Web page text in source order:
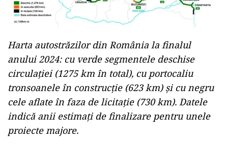
Harta autostrăzilor din România la finalul
anului 2024: cu verde segmentele deschise
circulației (1275 km în total), cu portocaliu
tronsoanele în construcție (623 km) și cu negru
cele aflate în faza de licitație (730 km). Datele
indică anii estimați de finalizare pentru unele
proiecte majore.